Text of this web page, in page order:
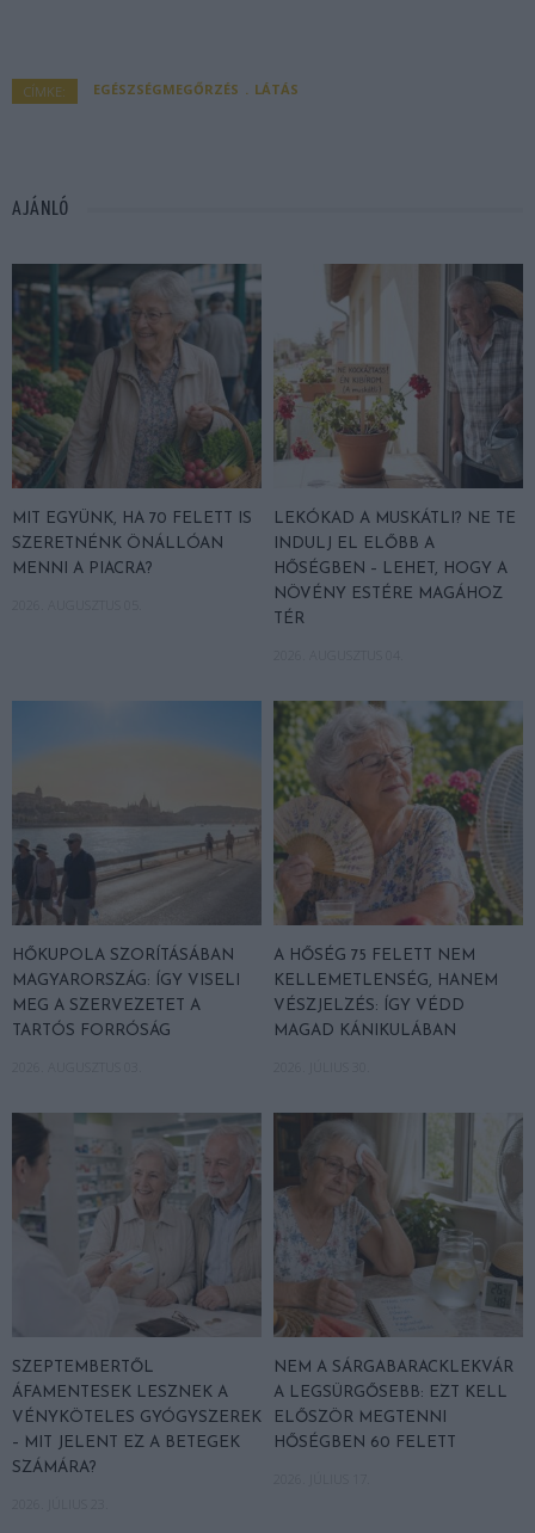
CÍMKE: EGÉSZSÉGMEGŐRZÉS LÁTÁS
AJÁNLÓ
MIT EGYÜNK, HA 70 FELETT IS
SZERETNÉNK ÖNÁLLÓAN
MENNI A PIACRA?
LEKÓKAD A MUSKÁTLI? NE TE
INDULJ EL ELŐBB A
HŐSÉGBEN – LEHET, HOGY A
NÖVÉNY ESTÉRE MAGÁHOZ
TÉR
HŐKUPOLA SZORÍTÁSÁBAN
MAGYARORSZÁG: ÍGY VISELI
MEG A SZERVEZETET A
TARTÓS FORRÓSÁG
A HŐSÉG 75 FELETT NEM
KELLEMETLENSÉG, HANEM
VÉSZJELZÉS: ÍGY VÉDD
MAGAD KÁNIKULÁBAN
SZEPTEMBERTŐL
ÁFAMENTESEK LESZNEK A
VÉNYKÖTELES GYÓGYSZEREK
– MIT JELENT EZ A BETEGEK
SZÁMÁRA?
NEM A SÁRGABARACKLEKVÁR
A LEGSÜRGŐSEBB: EZT KELL
ELŐSZÖR MEGTENNI
HŐSÉGBEN 60 FELETT